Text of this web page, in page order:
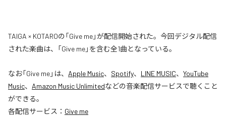
TAIGA × KOTAROの「Give me」が配信開始された。今回デジタル配信
された楽曲は、「Give me」を含む全1曲となっている。
なお「Give me」は、 Apple Music、 Spotify、 LINE MUSIC、 YouTube
Music、 Amazon Music Unlimitedなどの音楽配信サービスで聴くこと
ができる。
各配信サービス： Give me